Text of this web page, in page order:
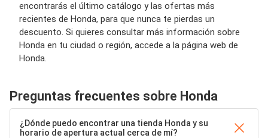
encontrarás el último catálogo y las ofertas más
recientes de Honda, para que nunca te pierdas un
descuento. Si quieres consultar más información sobre
Honda en tu ciudad o región, accede a la página web de
Honda.
Preguntas frecuentes sobre Honda
¿Dónde puedo encontrar una tienda Honda y su
horario de apertura actual cerca de mí?